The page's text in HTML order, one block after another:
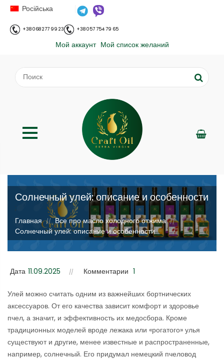
Російська
+38 068 277 99 23 +38 057 754 79 65
Мой аккаунт Мой список желаний
Солнечный улей: описание и особенности
;
Главная // Все про масло холодного отжима //
Солнечный улей: описание и особенности
Дата 11.09.2025 Комментарии 1
Улей можно считать одним из важнейших бортнических
аксессуаров. От его качества зависит комфорт и здоровье
пчел, а значит, и эффективность их медосбора. Кроме
традиционных моделей вроде лежака или «рогатого» улья
существуют и другие, менее известные и распространенные,
например, солнечный. Его придумал немецкий пчеловод